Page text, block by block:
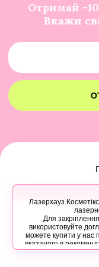
Отримай -
Вкажи
Лазерхауз
Для
використовуйте
можете купити у нас
вказаного в
Ви також можете